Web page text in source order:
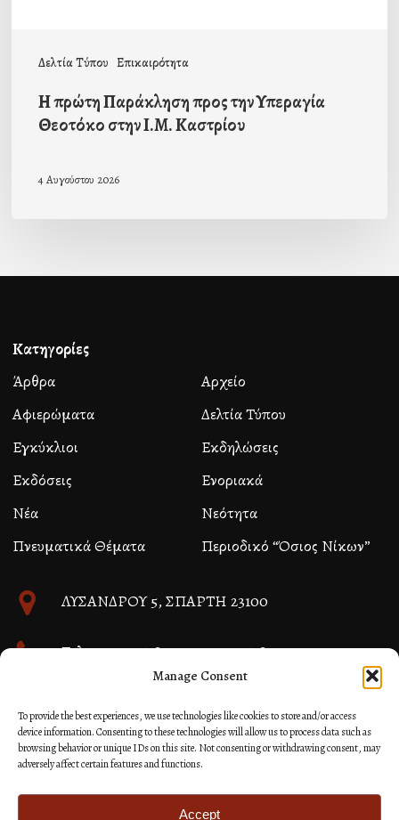
Manage Consent
To provide the best experiences, we use technologies like cookies to store and/or access
device information. Consenting to these technologies will allow us to process data such as
browsing behavior or unique IDs on this site. Not consenting or withdrawing consent, may
adversely affect certain features and functions.
Accept
Δελτία Τύπου Επικαιρότητα
Η πρώτη Παράκληση προς την Υπεραγία
Θεοτόκο στην Ι.Μ. Καστρίου
4 Αυγούστου 2026
Κατηγορίες
Άρθρα
Αρχείο
Αφιερώματα
Δελτία Τύπου
Εγκύκλιοι
Εκδηλώσεις
Εκδόσεις
Ενοριακά
Νέα
Νεότητα
Πνευματικά Θέματα
Περιοδικό “Όσιος Νίκων”
ΛΥΣΑΝΔΡΟΥ 5, ΣΠΑΡΤΗ 23100
Τηλ. 27310 26580 και 27310 26581